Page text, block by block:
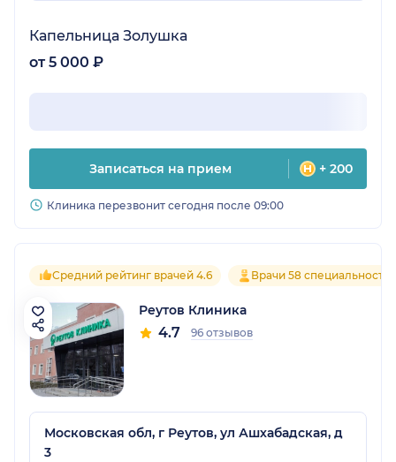
Капельница Золушка
от 5 000 ₽
Записаться на прием + 200
Клиника перезвонит сегодня после 09:00
Средний рейтинг врачей 4.6 Врачи 58
Реутов Клиника
4.7 96 отзывов
Московская обл, г Реутов, ул Ашхабадская, д
3